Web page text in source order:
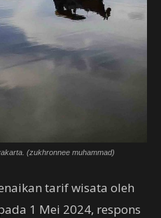
(zukhronnee muhammad)
tarif wisata oleh
1 Mei 2024, respons